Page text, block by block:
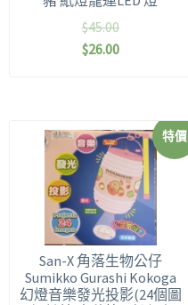
$45.00
$26.00
特價
San-X 角落生物公仔
Sumikko Gurashi Kokoga
幻燈音樂發光投影(24個圖